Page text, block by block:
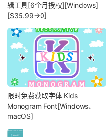
辑工具[6个月授权][Windows]
[$35.99→0]
限时免费获取字体 Kids
Monogram Font[Windows、
macOS]